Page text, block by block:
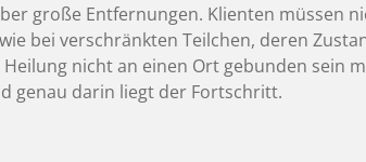
große Entfernungen. Klienten müssen
bei verschränkten Teilchen, deren
nicht an einen Ort gebunden sein
genau darin liegt der Fortschritt.